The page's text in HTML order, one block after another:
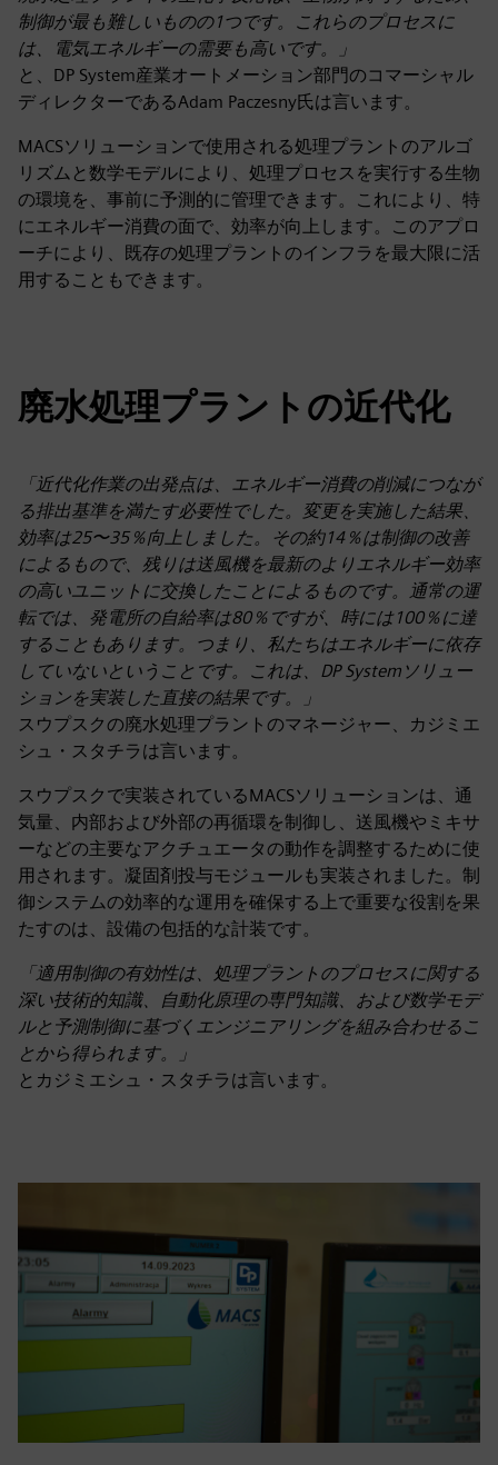
制御が最も難しいものの1つです。これらのプロセスに
は、電気エネルギーの需要も高いです。」
と、DP System産業オートメーション部門のコマーシャル
ディレクターであるAdam Paczesny氏は言います。
MACSソリューションで使用される処理プラントのアルゴ
リズムと数学モデルにより、処理プロセスを実行する生物
の環境を、事前に予測的に管理できます。これにより、特
にエネルギー消費の面で、効率が向上します。このアプロ
ーチにより、既存の処理プラントのインフラを最大限に活
用することもできます。
廃水処理プラントの近代化
「近代化作業の出発点は、エネルギー消費の削減につなが
る排出基準を満たす必要性でした。変更を実施した結果、
効率は25〜35％向上しました。その約14％は制御の改善
によるもので、残りは送風機を最新のよりエネルギー効率
の高いユニットに交換したことによるものです。通常の運
転では、発電所の自給率は80％ですが、時には100％に達
することもあります。つまり、私たちはエネルギーに依存
していないということです。これは、DP Systemソリュー
ションを実装した直接の結果です。」
スウプスクの廃水処理プラントのマネージャー、カジミエ
シュ・スタチラは言います。
スウプスクで実装されているMACSソリューションは、通
気量、内部および外部の再循環を制御し、送風機やミキサ
ーなどの主要なアクチュエータの動作を調整するために使
用されます。凝固剤投与モジュールも実装されました。制
御システムの効率的な運用を確保する上で重要な役割を果
たすのは、設備の包括的な計装です。
「適用制御の有効性は、処理プラントのプロセスに関する
深い技術的知識、自動化原理の専門知識、および数学モデ
ルと予測制御に基づくエンジニアリングを組み合わせるこ
とから得られます。」
とカジミエシュ・スタチラは言います。